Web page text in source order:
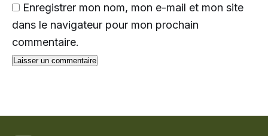
Enregistrer mon nom, mon e-mail et mon site
dans le navigateur pour mon prochain
commentaire.